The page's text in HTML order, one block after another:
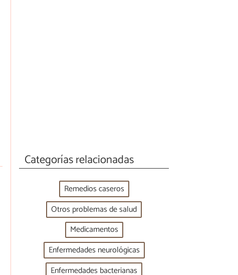
Categorías relacionadas
Remedios caseros
Otros problemas de salud
Medicamentos
Enfermedades neurológicas
Enfermedades bacterianas